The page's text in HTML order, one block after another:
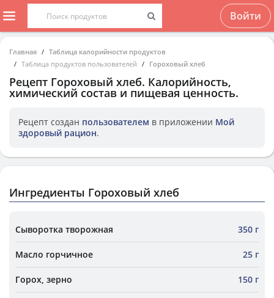
Войти
Главная
Таблица калорийности продуктов
Таблица продуктов пользователей
Гороховый хлеб
Рецепт Гороховый хлеб. Калорийность,
химический состав и пищевая ценность.
Рецепт создан пользователем в приложении Мой
здоровый рацион.
Ингредиенты Гороховый хлеб
Сыворотка творожная 350 г
Масло горчичное 25 г
Горох, зерно 150 г